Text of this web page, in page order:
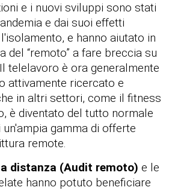
e i nuovi sviluppi sono stati
e dai suoi effetti
e hanno aiutato in
del “remoto” a fare breccia su
telelavoro è ora generalmente
attivamente ricercato e
in altri settori, come il fitness
è diventato del tutto normale
gamma di offerte
remote.
distanza (Audit remoto) e le
hanno potuto beneficiare